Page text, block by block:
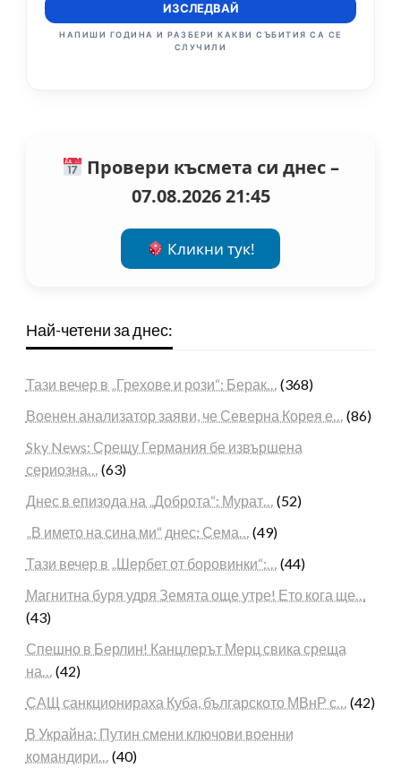
ИЗСЛЕДВАЙ
НАПИШИ ГОДИНА И РАЗБЕРИ КАКВИ СЪБИТИЯ СА СЕ
СЛУЧИЛИ
Провери късмета си днес –
07.08.2026 21:45
Кликни тук!
Най-четени за днес:
Тази вечер в „Грехове и рози“: Берак… (368)
Военен анализатор заяви, че Северна Корея е… (86)
Sky News: Срещу Германия бе извършена
сериозна… (63)
Днес в епизода на „Доброта“: Мурат… (52)
„В името на сина ми“ днес: Сема… (49)
Тази вечер в „Шербет от боровинки“:… (44)
Магнитна буря удря Земята още утре! Ето кога ще…
(43)
Спешно в Берлин! Канцлерът Мерц свика среща
на… (42)
САЩ санкционираха Куба, българското МВнР с… (42)
В Украйна: Путин смени ключови военни
командири… (40)